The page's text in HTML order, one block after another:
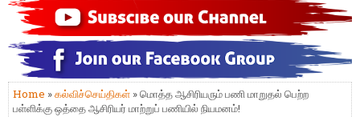
Home »கல்விச்செய்திகள் » மொத்த ஆசிரியரும் பணி மாறுதல் பெற்ற
பள்ளிக்கு ஒத்தை ஆசிரியர் மாற்றுப் பணியில் நியமனம்!